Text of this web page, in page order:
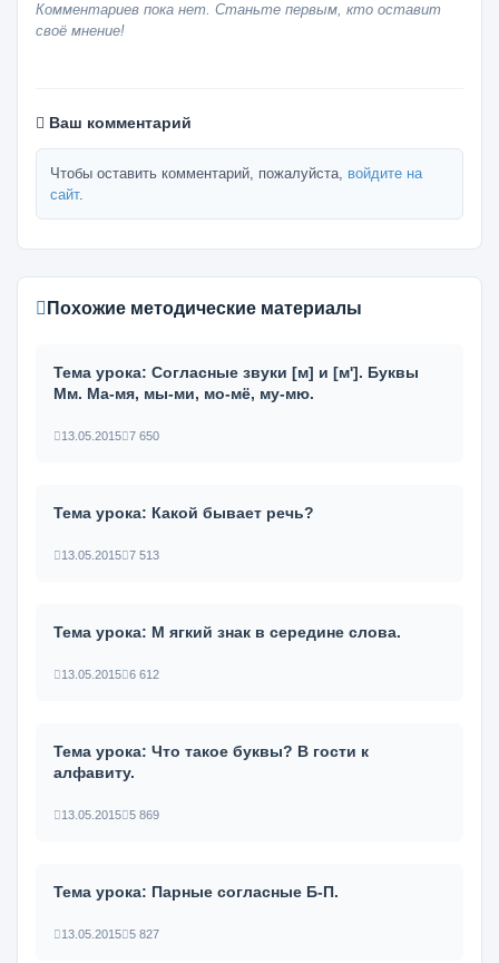
Комментариев пока нет. Станьте первым, кто оставит
своё мнение!
Ваш комментарий
Чтобы оставить комментарий, пожалуйста, войдите на
сайт.
Похожие методические материалы
Тема урока: Согласные звуки [м] и [м']. Буквы
Мм. Ма-мя, мы-ми, мо-мё, му-мю.
13.05.2015 7 650
Тема урока: Какой бывает речь?
13.05.2015 7 513
Тема урока: М ягкий знак в середине слова.
13.05.2015 6 612
Тема урока: Что такое буквы? В гости к
алфавиту.
13.05.2015 5 869
Тема урока: Парные согласные Б-П.
13.05.2015 5 827